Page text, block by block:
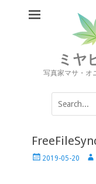
ミヤ
写真家マサ・オ
Search
for:
Posted2019-05-20